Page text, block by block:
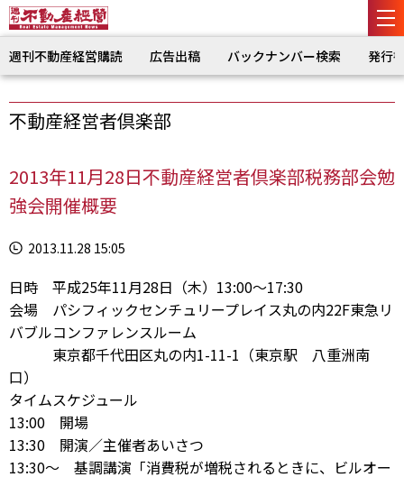
週刊不動産経営購読 広告出稿 バックナンバー検索 発行
不動産経営者倶楽部
2013年11月28日不動産経営者倶楽部税務部会勉
強会開催概要
2013.11.28 15:05
日時 平成25年11月28日（木）13:00～17:30
会場 パシフィックセンチュリープレイス丸の内22F東急リ
バブルコンファレンスルーム
東京都千代田区丸の内1-11-1（東京駅 八重洲南
口）
タイムスケジュール
13:00 開場
13:30 開演／主催者あいさつ
13:30～ 基調講演「消費税が増税されるときに、ビルオー